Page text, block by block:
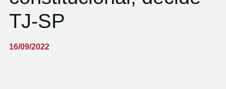
TJ-SP
16/09/2022